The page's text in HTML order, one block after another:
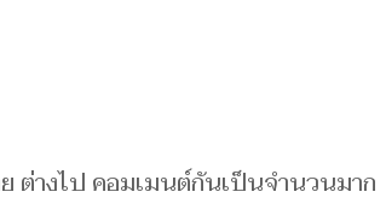
ต่างไป คอมเมนต์กันเป็นจำนวนมาก